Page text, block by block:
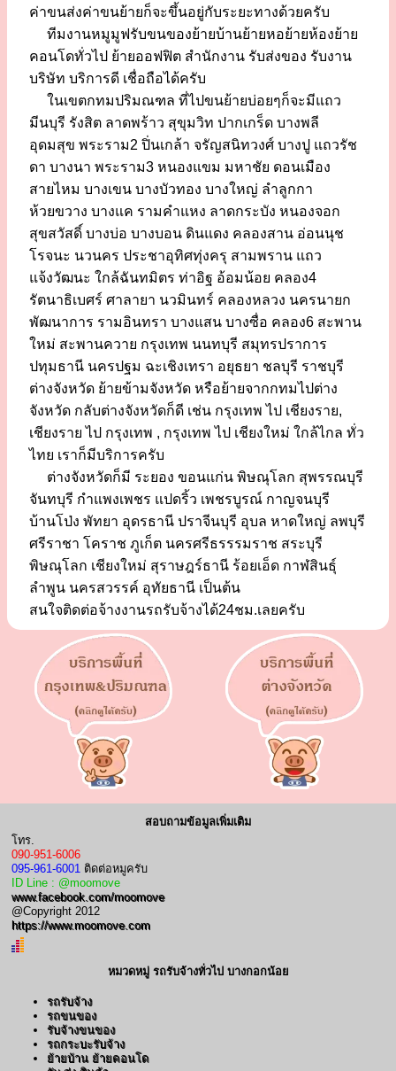
ค่าขนส่งค่าขนย้ายก็จะขึ้นอยู่กับระยะทางด้วยครับ
ทีมงานหมูมูฟรับขนของย้ายบ้านย้ายหอย้ายห้องย้าย
คอนโดทั่วไป ย้ายออฟฟิต สำนักงาน รับส่งของ รับงาน
บริษัท บริการดี เชื่อถือได้ครับ
ในเขตกทมปริมณฑล ที่ไปขนย้ายบ่อยๆก็จะมีแถว
มีนบุรี รังสิต ลาดพร้าว สุขุมวิท ปากเกร็ด บางพลี
อุดมสุข พระราม2 ปิ่นเกล้า จรัญสนิทวงศ์ บางปู แถวรัช
ดา บางนา พระราม3 หนองแขม มหาชัย ดอนเมือง
สายไหม บางเขน บางบัวทอง บางใหญ่ ลำลูกกา
ห้วยขวาง บางแค รามคำแหง ลาดกระบัง หนองจอก
สุขสวัสดิ์ บางบ่อ บางบอน ดินแดง คลองสาน อ่อนนุช
โรจนะ นวนคร ประชาอุทิศทุ่งครุ สามพราน แถว
แจ้งวัฒนะ ใกล้ฉันทมิตร ท่าอิฐ อ้อมน้อย คลอง4
รัตนาธิเบศร์ ศาลายา นวมินทร์ คลองหลวง นครนายก
พัฒนาการ รามอินทรา บางแสน บางซื่อ คลอง6 สะพาน
ใหม่ สะพานควาย กรุงเทพ นนทบุรี สมุทรปราการ
ปทุมธานี นครปฐม ฉะเชิงเทรา อยุธยา ชลบุรี ราชบุรี
ต่างจังหวัด ย้ายข้ามจังหวัด หรือย้ายจากกทมไปต่าง
จังหวัด กลับต่างจังหวัดก็ดี เช่น กรุงเทพ ไป เชียงราย,
เชียงราย ไป กรุงเทพ , กรุงเทพ ไป เชียงใหม่ ใกล้ไกล ทั่ว
ไทย เราก็มีบริการครับ
ต่างจังหวัดก็มี ระยอง ขอนแก่น พิษณุโลก สุพรรณบุรี
จันทบุรี กำแพงเพชร แปดริ้ว เพชรบูรณ์ กาญจนบุรี
บ้านโป่ง พัทยา อุดรธานี ปราจีนบุรี อุบล หาดใหญ่ ลพบุรี
ศรีราชา โคราช ภูเก็ต นครศรีธรรรมราช สระบุรี
พิษณุโลก เชียงใหม่ สุราษฎร์ธานี ร้อยเอ็ด กาฬสินธุ์
ลำพูน นครสวรรค์ อุทัยธานี เป็นต้น
สนใจติดต่อจ้างงานรถรับจ้างได้24ชม.เลยครับ
สอบถามข้อมูลเพิ่มเติม
โทร.
090-951-6006
095-961-6001 ติดต่อหมูครับ
ID Line : @moomove
www.facebook.com/moomove
@Copyright 2012
https://www.moomove.com
หมวดหมู่ รถรับจ้างทั่วไป บางกอกน้อย
รถรับจ้าง
รถขนของ
รับจ้างขนของ
รถกระบะรับจ้าง
ย้ายบ้าน ย้ายคอนโด